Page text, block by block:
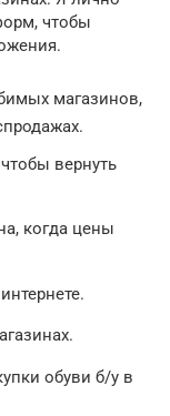
чтобы
магазинов,
вернуть
когда цены
обуви б/у в